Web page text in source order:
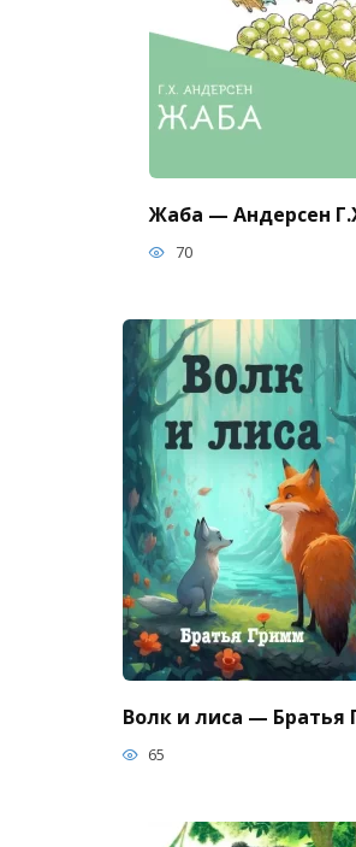
Жаба — Андерсен
70
Волк и лиса — Братья
65